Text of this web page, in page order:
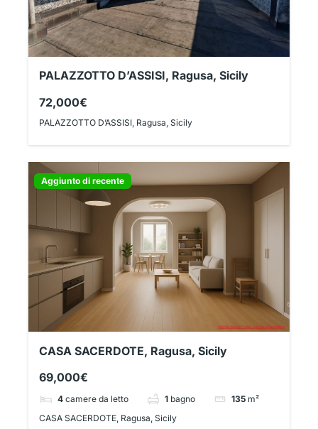
PALAZZOTTO D’ASSISI, Ragusa, Sicily
72,000€
PALAZZOTTO D’ASSISI, Ragusa, Sicily
Aggiunto di recente
CASA SACERDOTE, Ragusa, Sicily
69,000€
4 camere da letto 1 bagno 135 m²
CASA SACERDOTE, Ragusa, Sicily